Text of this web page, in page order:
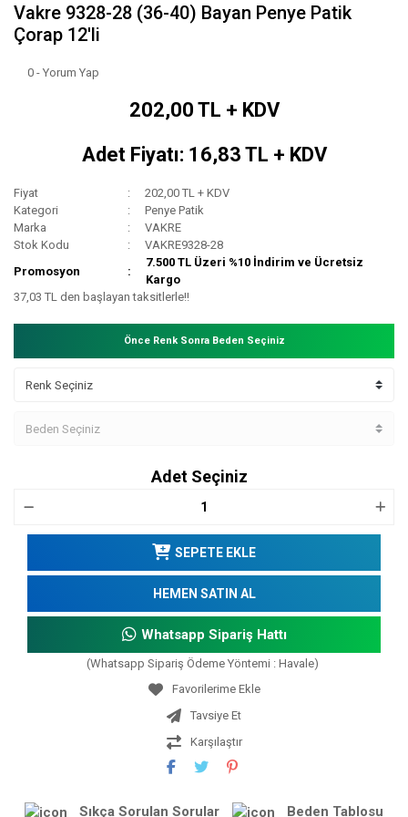
Vakre 9328-28 (36-40) Bayan Penye Patik
Çorap 12'li
0 - Yorum Yap
202,00 TL + KDV
Adet Fiyatı: 16,83 TL + KDV
Fiyat
202,00 TL + KDV
Kategori
Penye Patik
Marka
VAKRE
Stok Kodu
VAKRE9328-28
Promosyon
7.500 TL Üzeri %10 İndirim ve Ücretsiz
Kargo
37,03 TL den başlayan taksitlerle!!
Önce Renk Sonra Beden Seçiniz
Adet Seçiniz
SEPETE EKLE
HEMEN SATIN AL
Whatsapp Sipariş Hattı
(Whatsapp Sipariş Ödeme Yöntemi : Havale)
Tavsiye Et
Karşılaştır
Sıkça Sorulan Sorular Beden Tablosu